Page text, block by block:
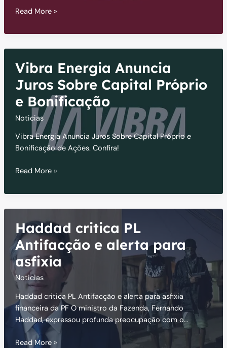
Alerta
Remuneração
Risco
Oculto
para
Investidores
Read More »
Vibra Energia Anuncia
Juros Sobre Capital Próprio
e Bonificação
Noticias
Vibra Energia Anuncia Juros Sobre Capital Próprio e
Bonificação de Ações. Confira!
Vibra
Anuncia
Capital
Próprio
e
Bonificação
Read More »
Haddad critica PL
Antifacção e alerta para
asfixia
Noticias
Haddad critica PL Antifacção e alerta para asfixia
financeira da PF O ministro da Fazenda, Fernando
Haddad, expressou profunda preocupação com o…
Haddad
Read More »